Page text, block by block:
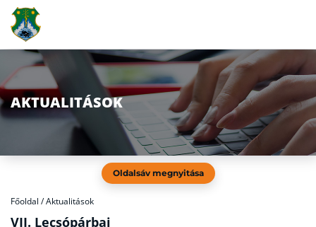
AKTUALITÁSOK
Oldalsáv megnyitása
Főoldal /Aktualitások
VII. Lecsópárbaj